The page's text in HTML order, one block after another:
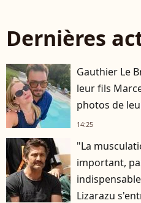
Dernières
Gauthier Le
leur fils
photos de
14:25
"La
important,
Lizarazu